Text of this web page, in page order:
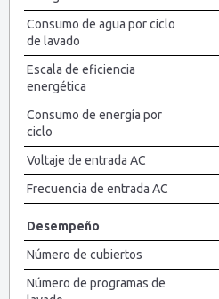
Consumo de agua por ciclo
de lavado
Escala de eficiencia
energética
Consumo de energía por
ciclo
Voltaje de entrada AC
Frecuencia de entrada AC
Desempeño
Número de cubiertos
Número de programas de